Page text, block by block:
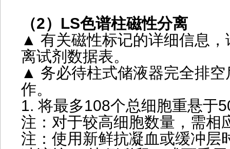
（2）LS色谱柱磁性分离
▲ 有关磁性标记的详细信息
离试剂数据表。
▲ 务必待柱式储液器完全排
作。
1. 将最多108个总细胞重悬于
注：对于较高细胞数量，需相
注：使用新鲜抗凝血或缓冲层